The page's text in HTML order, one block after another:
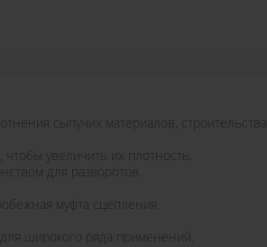
сыпучих материалов, строительства
увеличить их плотность.
для разворотов.
муфта сцепления.
широкого ряда применений.